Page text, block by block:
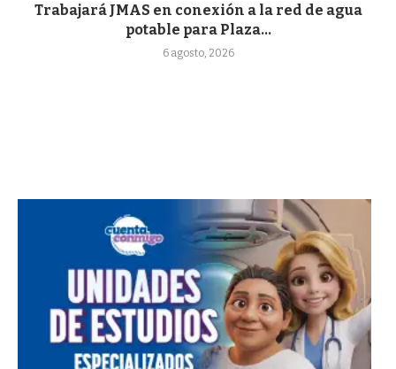
Trabajará JMAS en conexión a la red de agua
potable para Plaza...
6 agosto, 2026